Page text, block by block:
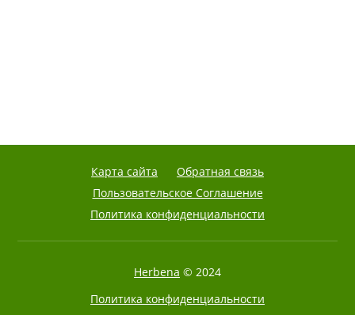
Карта сайта
Обратная связь
Пользовательское Соглашение
Политика конфиденциальности
Herbena © 2024
Политика конфиденциальности